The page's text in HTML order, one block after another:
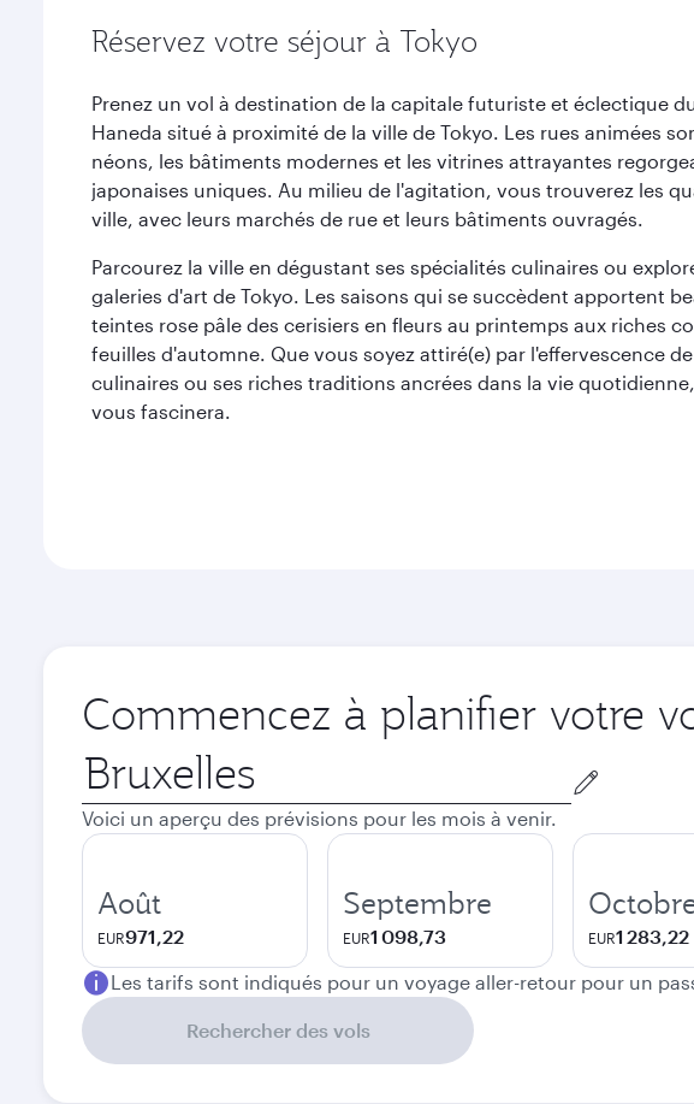
Réservez votre séjour à Tokyo
Prenez un vol à destination de la capitale futuriste et éclectique
Haneda situé à proximité de la ville de Tokyo. Les rues animées
néons, les bâtiments modernes et les vitrines attrayantes
japonaises uniques. Au milieu de l'agitation, vous trouverez les
ville, avec leurs marchés de rue et leurs bâtiments ouvragés.
Parcourez la ville en dégustant ses spécialités culinaires ou
galeries d'art de Tokyo. Les saisons qui se succèdent apportent
teintes rose pâle des cerisiers en fleurs au printemps aux riches
feuilles d'automne. Que vous soyez attiré(e) par l'effervescence
culinaires ou ses riches traditions ancrées dans la vie
vous fascinera.
Commencez à planifier votre
Ville
de
départ
Voici un aperçu des prévisions pour les mois à venir.
Août
EUR971,22
Septembre
EUR1 098,73 EUR1 283,22
Les tarifs sont indiqués pour un voyage aller-retour pour un
Rechercher des vols